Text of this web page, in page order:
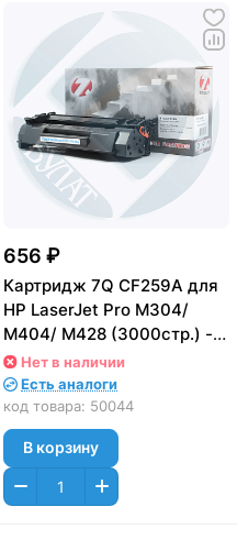
656 ₽
Картридж 7Q CF259A для
HP LaserJet Pro M304/
M404/ M428 (3000стр.) -
без чипа
Нет в наличии
Есть аналоги
код товара: 50044
В корзину